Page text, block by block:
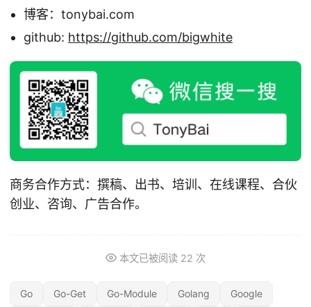
博客：tonybai.com
github: https://github.com/bigwhite
商务合作方式：撰稿、出书、培训、在线课程、合伙
创业、咨询、广告合作。
本文已被阅读 22 次
Go Go-Get Go-Module Golang Google